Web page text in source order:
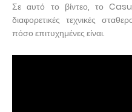
Σε αυτό το βίντεο, το
διαφορετικές τεχνικές
πόσο επιτυχημένες είναι.